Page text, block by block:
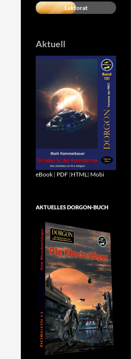
Lektorat
Aktuell
eBook | PDF |HTML | Mobi
AKTUELLES DORGON-BUCH